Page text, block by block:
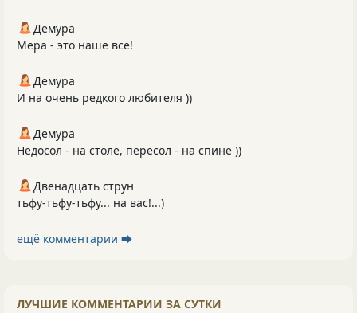
Демура
Мера - это наше всё!
Демура
И на очень редкого любителя ))
Демура
Недосол - на столе, пересол - на спине ))
Двенадцать струн
тьфу-тьфу-тьфу... на вас!...)
ещё комментарии ⮕
ЛУЧШИЕ КОММЕНТАРИИ ЗА СУТКИ